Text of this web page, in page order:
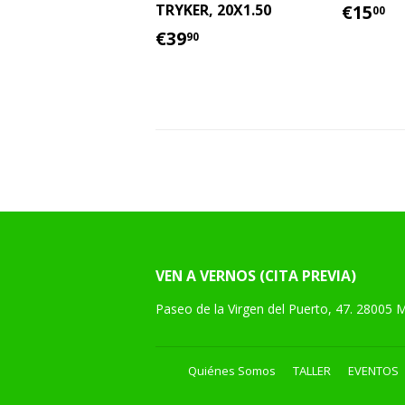
TRYKER, 20X1.50
PRECIO
€3990
PRECIO
€1500
VEN A VERNOS (CITA PREVIA)
Paseo de la Virgen del Puerto, 47. 28005
Quiénes Somos TALLER EVENTOS